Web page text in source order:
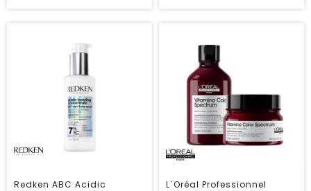
Redken ABC Acidic
L´Oréal Professionnel